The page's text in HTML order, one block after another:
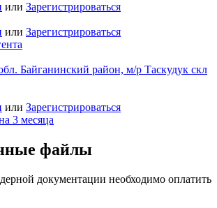
или Зарегистрироваться
или Зарегистрироваться
Байганинский район, м/р Таскудук скл
или Зарегистрироваться
файлы
документации необходимо оплатить